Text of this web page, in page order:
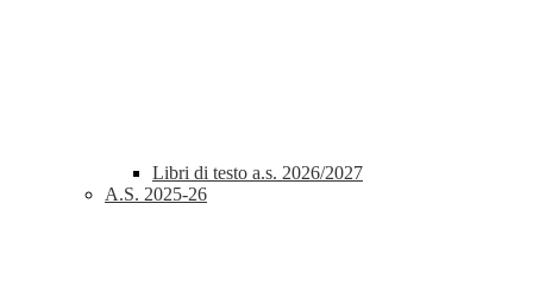
Libri di testo a.s. 2026/2027
A.S. 2025-26